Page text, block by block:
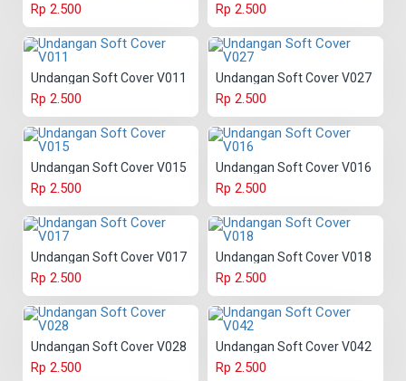
Rp 2.500 Rp 2.500
Undangan Soft Cover V011
Rp 2.500
Undangan Soft Cover V027
Rp 2.500
Undangan Soft Cover V015
Rp 2.500
Undangan Soft Cover V016
Rp 2.500
Undangan Soft Cover V017
Rp 2.500
Undangan Soft Cover V018
Rp 2.500
Undangan Soft Cover V028
Rp 2.500
Undangan Soft Cover V042
Rp 2.500